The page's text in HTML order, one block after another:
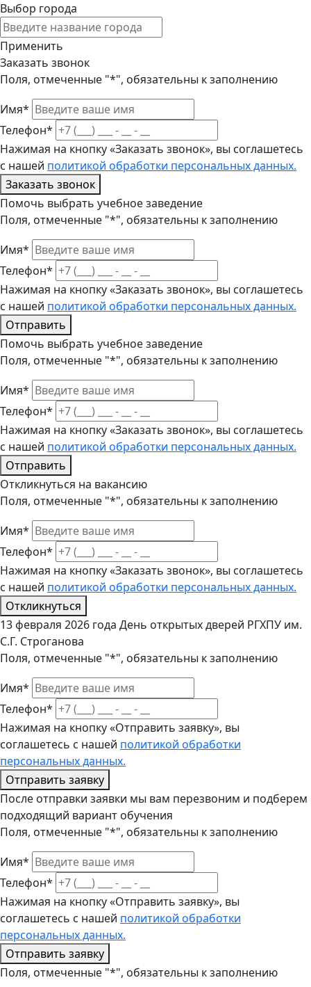
Выбор города
Применить
Заказать звонок
Поля, отмеченные "*", обязательны к заполнению
Имя*
Телефон*
Нажимая на кнопку «Заказать звонок», вы соглашетесь
с нашей политикой обработки персональных данных.
Заказать звонок
Помочь выбрать учебное заведение
Поля, отмеченные "*", обязательны к заполнению
Имя*
Телефон*
Нажимая на кнопку «Заказать звонок», вы соглашетесь
с нашей политикой обработки персональных данных.
Отправить
Помочь выбрать учебное заведение
Поля, отмеченные "*", обязательны к заполнению
Имя*
Телефон*
Нажимая на кнопку «Заказать звонок», вы соглашетесь
с нашей политикой обработки персональных данных.
Отправить
Откликнуться на вакансию
Поля, отмеченные "*", обязательны к заполнению
Имя*
Телефон*
Нажимая на кнопку «Заказать звонок», вы соглашетесь
с нашей политикой обработки персональных данных.
Откликнуться
13 февраля 2026 года День открытых дверей РГХПУ им.
С.Г. Строганова
Поля, отмеченные "*", обязательны к заполнению
Имя*
Телефон*
Нажимая на кнопку «Отправить заявку», вы
соглашетесь с нашей политикой обработки
персональных данных.
Отправить заявку
После отправки заявки мы вам перезвоним и подберем
подходящий вариант обучения
Поля, отмеченные "*", обязательны к заполнению
Имя*
Телефон*
Нажимая на кнопку «Отправить заявку», вы
соглашетесь с нашей политикой обработки
персональных данных.
Отправить заявку
Поля, отмеченные "*", обязательны к заполнению